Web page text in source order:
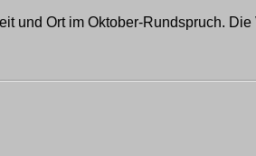
und Ort im Oktober-Rundspruch.